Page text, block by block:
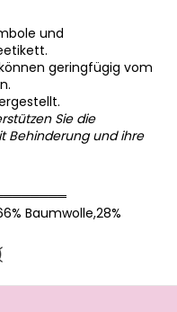
und
geringfügig vom
Sie die
Behinderung und ihre
Baumwolle,28%